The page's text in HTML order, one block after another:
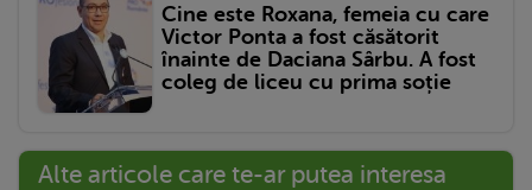
Cine este Roxana, femeia cu care
Victor Ponta a fost căsătorit
înainte de Daciana Sârbu. A fost
coleg de liceu cu prima soție
Alte articole care te-ar putea interesa